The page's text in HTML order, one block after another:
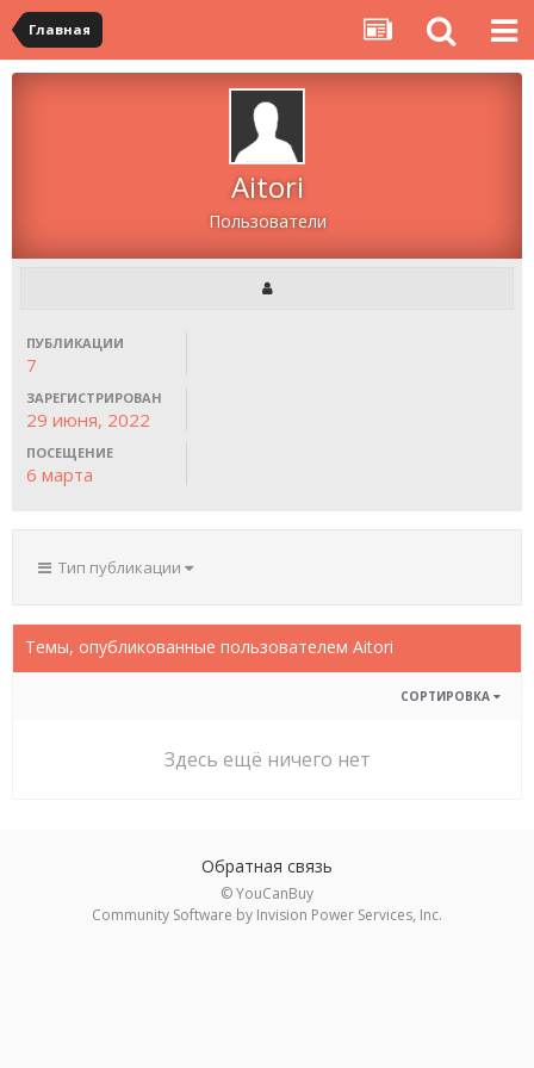
Главная
Aitori
Пользователи
ПУБЛИКАЦИИ
7
ЗАРЕГИСТРИРОВАН
29 июня, 2022
ПОСЕЩЕНИЕ
6 марта
Тип публикации
Темы, опубликованные пользователем Aitori
СОРТИРОВКА
Здесь ещё ничего нет
Обратная связь
© YouCanBuy
Community Software by Invision Power Services, Inc.